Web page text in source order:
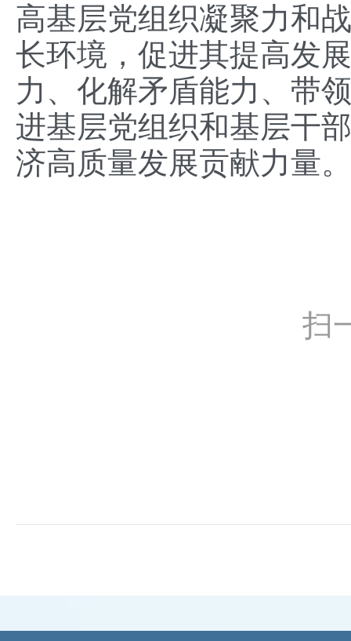
高基层党组织凝聚力和
长环境，促进其提高发
力、化解矛盾能力、带
进基层党组织和基层干
济高质量发展贡献力量。
扫